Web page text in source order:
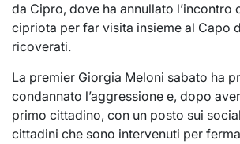
da Cipro, dove ha annullato l’incontro
cipriota per far visita insieme al Capo
ricoverati.
La premier Giorgia Meloni sabato ha
condannato l’aggressione e, dopo
primo cittadino, con un posto sui
cittadini che sono intervenuti per